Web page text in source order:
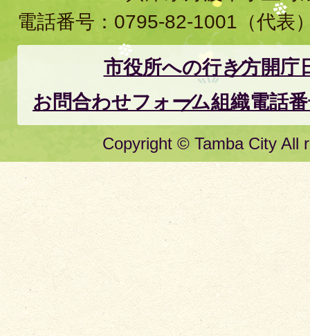
電話番号： 0795-82-1001 （代表
市役所への行き方開庁
お問合わせフォーム組織電話
Copyright © Tamba City All